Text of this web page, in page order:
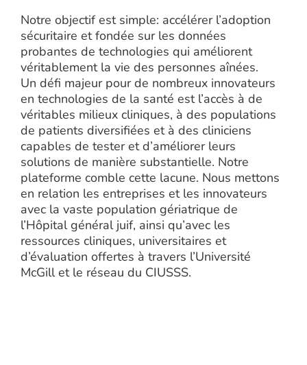
Notre objectif est simple: accélérer l’adoption
sécuritaire et fondée sur les données
probantes de technologies qui améliorent
véritablement la vie des personnes aînées.
Un défi majeur pour de nombreux innovateurs
en technologies de la santé est l’accès à de
véritables milieux cliniques, à des populations
de patients diversifiées et à des cliniciens
capables de tester et d’améliorer leurs
solutions de manière substantielle. Notre
plateforme comble cette lacune. Nous mettons
en relation les entreprises et les innovateurs
avec la vaste population gériatrique de
l’Hôpital général juif, ainsi qu’avec les
ressources cliniques, universitaires et
d’évaluation offertes à travers l’Université
McGill et le réseau du CIUSSS.